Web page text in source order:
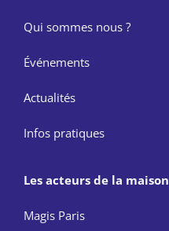
Qui sommes nous ?
Événements
Actualités
Infos pratiques
Les acteurs de la maison
Magis Paris